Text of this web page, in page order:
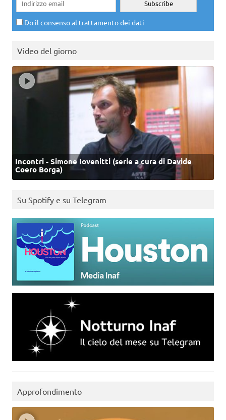
Do il consenso al trattamento dei dati
Video del giorno
Incontri - Simone Iovenitti (serie a cura di Davide
Coero Borga)
Su Spotify e su Telegram
Approfondimento